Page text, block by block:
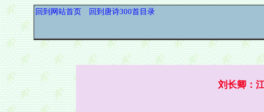
回到网站首页 回到唐诗300首目录
刘长卿：